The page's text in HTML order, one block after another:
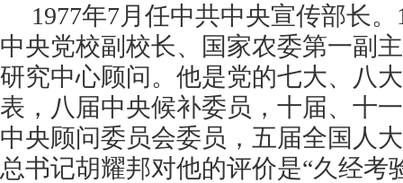
1977年7月任中共中央宣传部长。
中央党校副校长、国家农委第一副
研究中心顾问。 他是党的七大、八
表，八届中央候补委员，十届、十
中央顾问委员会委员，五届全国人
总书记胡耀邦对他的评价是“久经考